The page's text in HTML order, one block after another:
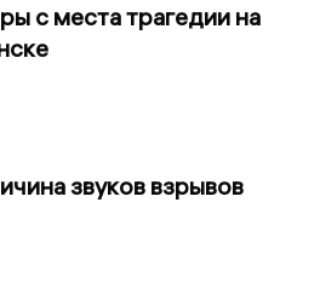
с места трагедии на
звуков взрывов